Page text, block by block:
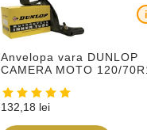
Anvelopa vara DUNLOP
CAMERA MOTO 120/
i
132,18 lei